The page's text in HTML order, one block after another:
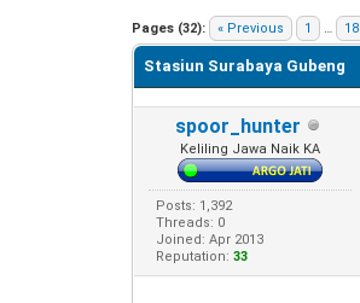
Pages (32): « Previous 1 … 18
0 Vote(s) - 0 Average
1
2
3
4
5
Stasiun Surabaya Gubeng
spoor_hunter
Keliling Jawa Naik KA
Posts: 1,392
Threads: 0
Joined: Apr 2013
Reputation: 33